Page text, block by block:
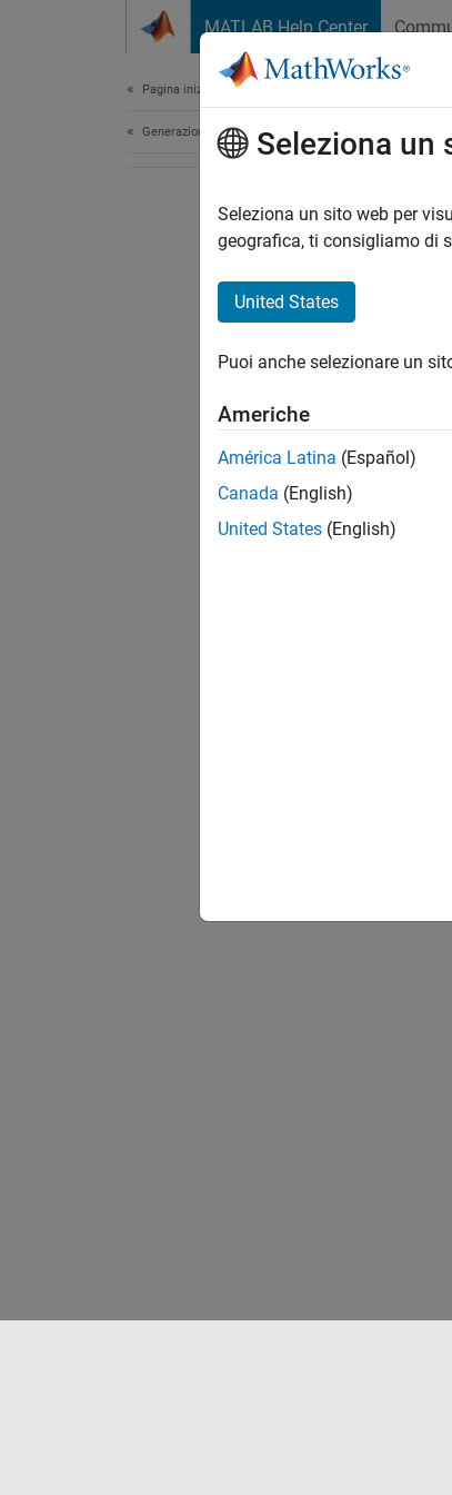
MATLAB Help Center
Pagina iniziale della documentazione
Generazione di codiceSeleziona un
Seleziona un sito web per
geografica, ti consigliamo di
United States
Puoi anche selezionare un
Americhe
América Latina (Español)
Canada (English)
United States (English)